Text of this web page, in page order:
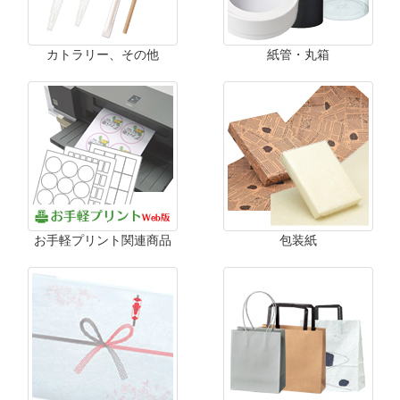
カトラリー、その他 紙管・丸箱
お手軽プリント関連商品 包装紙